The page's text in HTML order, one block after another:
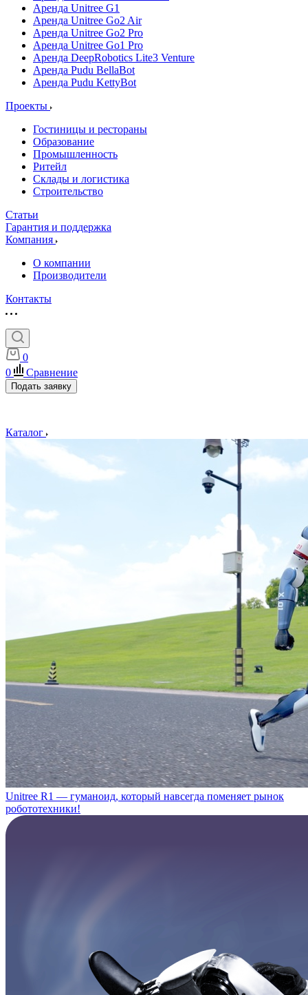
Аренда Unitree G1
Аренда Unitree Go2 Air
Аренда Unitree Go2 Pro
Аренда Unitree Go1 Pro
Аренда DeepRobotics Lite3 Venture
Аренда Pudu BellaBot
Аренда Pudu KettyBot
Проекты
Гостиницы и рестораны
Образование
Промышленность
Ритейл
Склады и логистика
Строительство
Статьи
Гарантия и поддержка
Компания
О компании
Производители
Контакты
0
0
Сравнение
Подать заявку
Каталог
Unitree R1 — гуманоид, который навсегда поменяет рынок
робототехники!